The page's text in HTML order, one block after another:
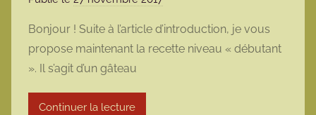
r
m
Bonjour ! Suite à l’article d’introduction, je vous
propose maintenant la recette niveau « débutant
». Il s’agit d’un gâteau
Continuer la lecture